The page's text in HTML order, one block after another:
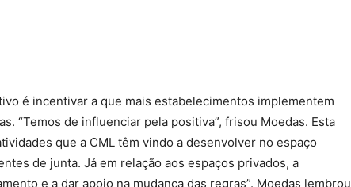
é incentivar a que mais estabelecimentos implementem
“Temos de influenciar pela positiva”, frisou Moedas. Esta
que a CML têm vindo a desenvolver no espaço
de junta. Já em relação aos espaços privados, a
e a dar apoio na mudança das regras”. Moedas lembrou